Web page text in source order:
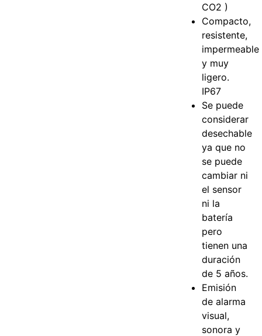
CO2 )
Compacto,
resistente,
impermeable
y muy
ligero.
IP67
Se puede
considerar
desechable
ya que no
se puede
cambiar ni
el sensor
ni la
batería
pero
tienen una
duración
de 5 años.
Emisión
de alarma
visual,
sonora y